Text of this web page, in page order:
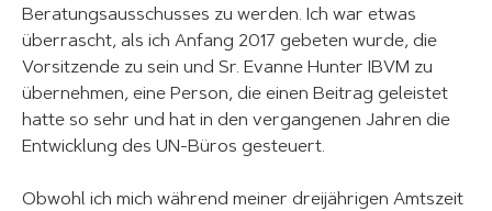
Beratungsausschusses zu werden. Ich war etwas
überrascht, als ich Anfang 2017 gebeten wurde, die
Vorsitzende zu sein und Sr. Evanne Hunter IBVM zu
übernehmen, eine Person, die einen Beitrag geleistet
hatte so sehr und hat in den vergangenen Jahren die
Entwicklung des UN-Büros gesteuert.
Obwohl ich mich während meiner dreijährigen Amtszeit